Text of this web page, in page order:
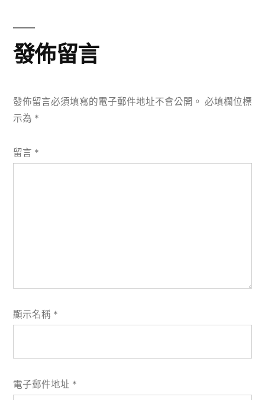
發佈留言
發佈留言必須填寫的電子郵件地址不會公開。 必填欄位標
示為 *
留言 *
顯示名稱 *
電子郵件地址 *